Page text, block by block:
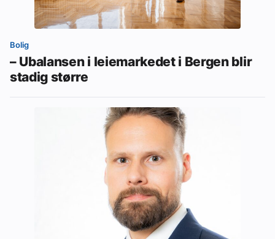
Bolig
– Ubalansen i leiemarkedet i Bergen blir
stadig større